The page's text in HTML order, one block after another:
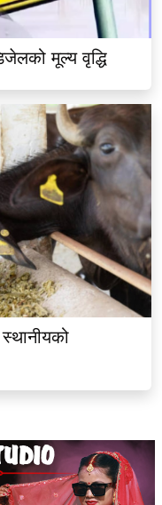
मूल्य वृद्धि